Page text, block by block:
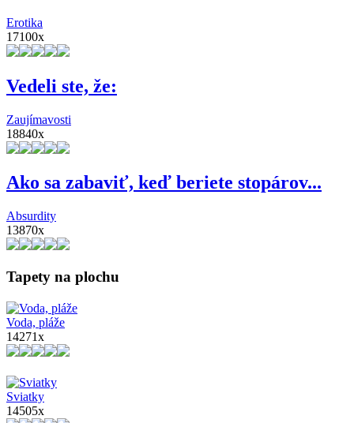
Erotika
17100x
Vedeli ste, že:
Zaujímavosti
18840x
Ako sa zabaviť, keď beriete stopárov...
Absurdity
13870x
Tapety na plochu
Voda, pláže
14271x
Sviatky
14505x